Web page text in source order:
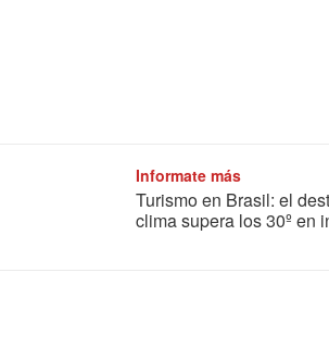
Informate más
Turismo en Brasil: el
clima supera los 30º en